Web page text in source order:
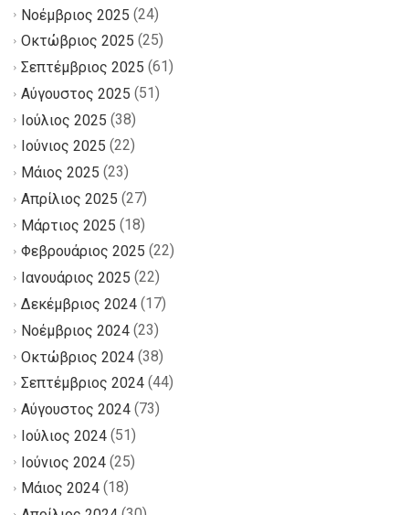
Νοέμβριος 2025 (24)
Οκτώβριος 2025 (25)
Σεπτέμβριος 2025 (61)
Αύγουστος 2025 (51)
Ιούλιος 2025 (38)
Ιούνιος 2025 (22)
Μάιος 2025 (23)
Απρίλιος 2025 (27)
Μάρτιος 2025 (18)
Φεβρουάριος 2025 (22)
Ιανουάριος 2025 (22)
Δεκέμβριος 2024 (17)
Νοέμβριος 2024 (23)
Οκτώβριος 2024 (38)
Σεπτέμβριος 2024 (44)
Αύγουστος 2024 (73)
Ιούλιος 2024 (51)
Ιούνιος 2024 (25)
Μάιος 2024 (18)